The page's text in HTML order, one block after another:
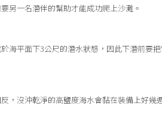
另一名潛伴的幫助才能成功爬上沙灘。
海平面下3公尺的潛水狀態，因此下潛前要
沒沖乾淨的高鹽度海水會黏在裝備上好幾